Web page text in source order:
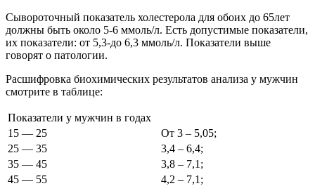
Сывороточный показатель холестерола для обоих до 65лет
должны быть около 5-6 ммоль/л. Есть допустимые показатели,
их показатели: от 5,3-до 6,3 ммоль/л. Показатели выше
говорят о патологии.
Расшифровка биохимических результатов анализа у мужчин
смотрите в таблице:
Показатели у мужчин в годах
15 — 25
От 3 – 5,05;
25 — 35
3,4 – 6,4;
35 — 45
3,8 – 7,1;
45 — 55
4,2 – 7,1;